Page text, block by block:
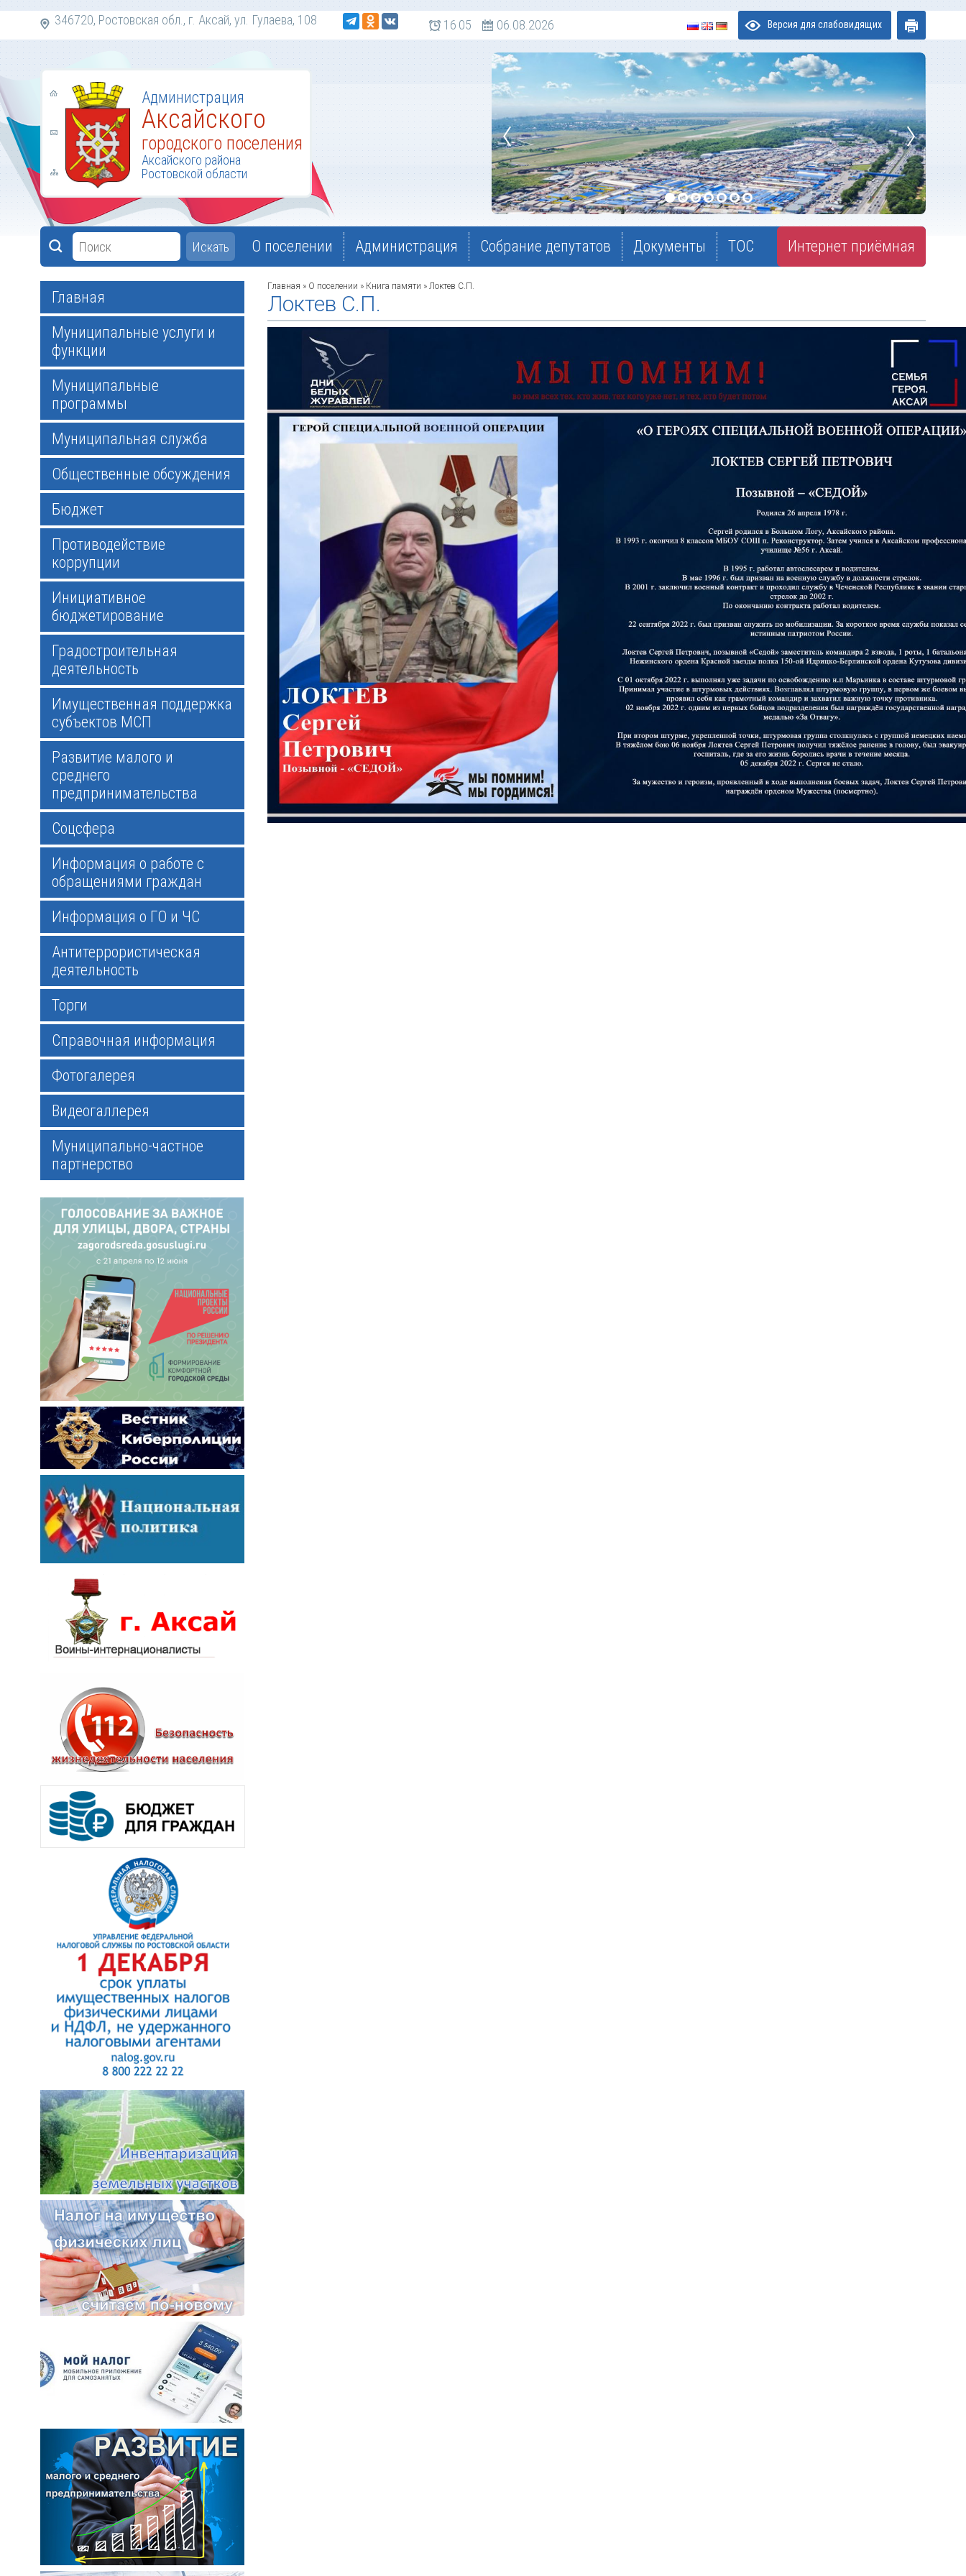
346720, Ростовская обл., г. Аксай, ул. Гулаева, 108 16 05 06.08.2026 Версия для слабовидящих
Администрация
Аксайского
городского поселения
Аксайского района
Ростовской области
Искать О поселении Администрация Собрание депутатов Документы ТОС Интернет приёмная
Главная
Муниципальные услуги и
функции
Муниципальные
программы
Муниципальная служба
Общественные обсуждения
Бюджет
Противодействие
коррупции
Инициативное
бюджетирование
Градостроительная
деятельность
Имущественная поддержка
субъектов МСП
Развитие малого и
среднего
предпринимательства
Соцсфера
Информация о работе с
обращениями граждан
Информация о ГО и ЧС
Антитеррористическая
деятельность
Торги
Справочная информация
Фотогалерея
Видеогаллерея
Муниципально-частное
партнерство
Главная » О поселении » Книга памяти » Локтев С.П.
Локтев С.П.